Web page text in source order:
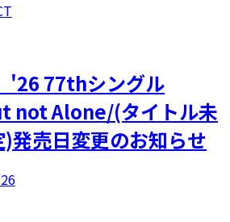
'26 77thシングル
not Alone/(タイトル未
発売日変更のお知らせ